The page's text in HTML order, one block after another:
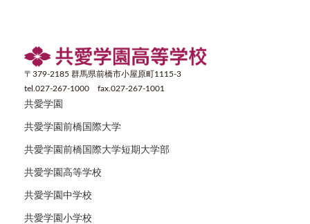
〒379-2185 群馬県前橋市小屋原町1115-3
tel.027-267-1000 fax.027-267-1001
共愛学園
共愛学園前橋国際大学
共愛学園前橋国際大学短期大学部
共愛学園高等学校
共愛学園中学校
共愛学園小学校